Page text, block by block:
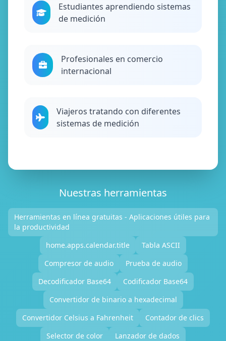
Estudiantes aprendiendo sistemas
de medición
Profesionales en comercio
internacional
Viajeros tratando con diferentes
sistemas de medición
Nuestras herramientas
Herramientas en línea gratuitas - Aplicaciones útiles para
la productividad
home.apps.calendar.title
Tabla ASCII
Compresor de audio
Prueba de audio
Decodificador Base64
Codificador Base64
Convertidor de binario a hexadecimal
Convertidor Celsius a Fahrenheit
Contador de clics
Selector de color
Lanzador de dados